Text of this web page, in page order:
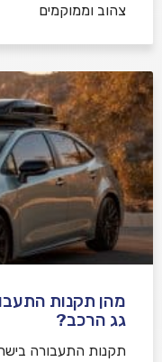
צהוב וממוקמים
מהן תקנות
גג הרכב?
תקנות התעבורה